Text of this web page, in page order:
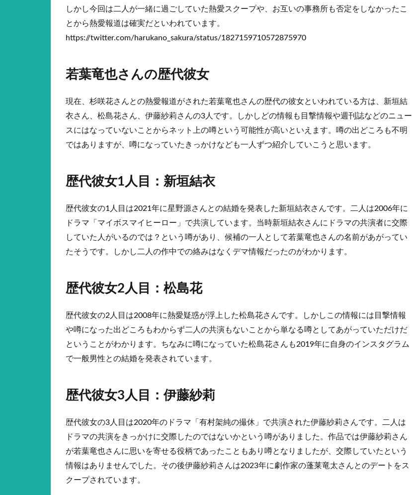
しかし今回は二人が一緒に過ごしていた熱愛スクープや、お互いの事務所も否定をしなかったこ
とから熱愛報道は確実だといわれています。
https://twitter.com/harukano_sakura/status/1827159710572875970
若葉竜也さんの歴代彼女
現在、杉咲花さんとの熱愛報道がされた若葉竜也さんの歴代の彼女といわれている方は、新垣結
衣さん、松島花さん、伊藤紗莉さんの3人です。しかしどの情報も目撃情報や週刊誌などのニュー
スにはなっていないことからネット上の噂という可能性が高いといえます。噂の出どころも不明
ではありますが、噂になっていたきっかけなども一人ずつ紹介していこうと思います。
歴代彼女1人目：新垣結衣
歴代彼女の1人目は2021年に星野源さんとの結婚を発表した新垣結衣さんです。二人は2006年に
ドラマ「マイボスマイヒーロー」で共演しています。当時新垣結衣さんにドラマの共演者に交際
していた人がいるのでは？という噂があり、候補の一人として若葉竜也さんの名前があがってい
たそうです。しかし二人の作中での絡みはなくデマ情報だったのがわかります。
歴代彼女2人目：松島花
歴代彼女の2人目は2008年に熱愛疑惑が浮上した松島花さんです。しかしこの情報には目撃情報
や噂になった出どころもわからず二人の共演もないことから単なる噂としてあがっていただけだ
ということがわかります。ちなみに噂になっていた松島花さんも2019年に自身のインスタグラム
で一般男性との結婚を発表されています。
歴代彼女3人目：伊藤紗莉
歴代彼女の3人目は2020年のドラマ「有村架純の撮休」で共演された伊藤紗莉さんです。二人は
ドラマの共演をきっかけに交際したのではないかという噂がありました。作品では伊藤紗莉さん
が若葉竜也さんに思いを寄せる役柄であったこともあり噂となりましたが、交際していたという
情報はありませんでした。その後伊藤紗莉さんは2023年に劇作家の蓬莱竜太さんとのデートをス
クープされています。